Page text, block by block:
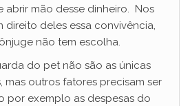
abrir mão desse dinheiro. Nos
direito deles essa convivência,
não tem escolha.
do pet não são as únicas
mas outros fatores precisam ser
por exemplo as despesas do